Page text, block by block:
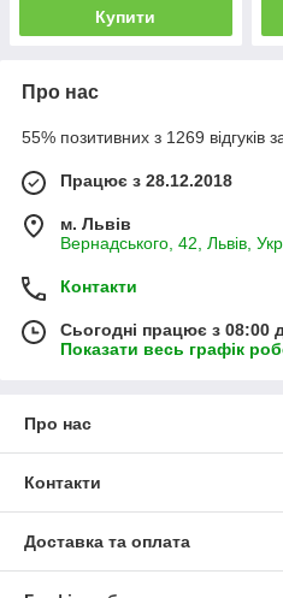
Купити
Про нас
55% позитивних з 1269 відгуків
Працює з 28.12.2018
м. Львів
Вернадського, 42, Львів,
Контакти
Сьогодні працює з 08:00
Показати весь графік
Про нас
Контакти
Доставка та оплата